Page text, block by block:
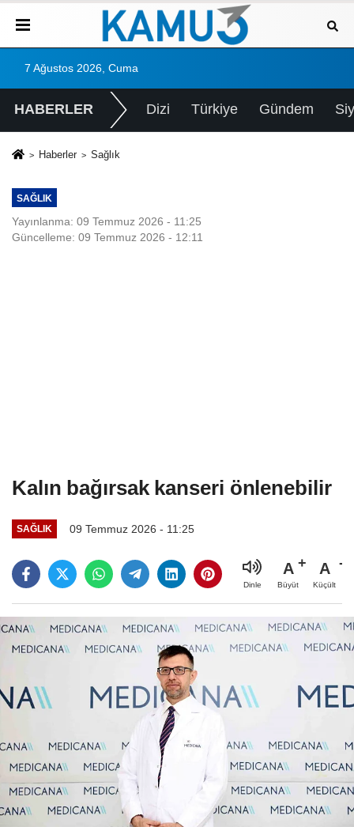
7 Ağustos 2026, Cuma
HABERLER Dizi Türkiye Gündem
Haberler Sağlık
SAĞLIK
Yayınlanma: 09 Temmuz 2026 - 11:25
Güncelleme: 09 Temmuz 2026 - 12:11
Kalın bağırsak kanseri önlenebilir
SAĞLIK 09 Temmuz 2026 - 11:25
Dinle
A
Büyüt
A
Küçült